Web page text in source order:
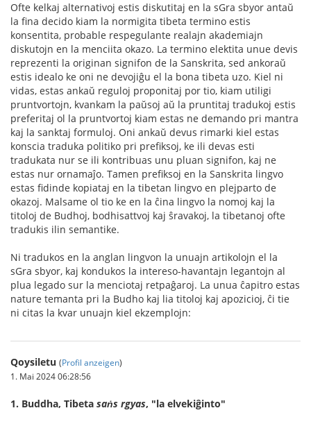
Ofte kelkaj alternativoj estis diskutitaj en la sGra sbyor antaŭ
la fina decido kiam la normigita tibeta termino estis
konsentita, probable respegulante realajn akademiajn
diskutojn en la menciita okazo. La termino elektita unue devis
reprezenti la originan signifon de la Sanskrita, sed ankoraŭ
estis idealo ke oni ne devojiĝu el la bona tibeta uzo. Kiel ni
vidas, estas ankaŭ reguloj proponitaj por tio, kiam utiligi
pruntvortojn, kvankam la paŭsoj aŭ la pruntitaj tradukoj estis
preferitaj ol la pruntvortoj kiam estas ne demando pri mantra
kaj la sanktaj formuloj. Oni ankaŭ devus rimarki kiel estas
konscia traduka politiko pri prefiksoj, ke ili devas esti
tradukata nur se ili kontribuas unu pluan signifon, kaj ne
estas nur ornamaĵo. Tamen prefiksoj en la Sanskrita lingvo
estas fidinde kopiataj en la tibetan lingvo en plejparto de
okazoj. Malsame ol tio ke en la ĉina lingvo la nomoj kaj la
titoloj de Budhoj, bodhisattvoj kaj ŝravakoj, la tibetanoj ofte
tradukis ilin semantike.
Ni tradukos en la anglan lingvon la unuajn artikolojn el la
sGra sbyor, kaj kondukos la intereso-havantajn legantojn al
plua legado sur la menciotaj retpaĝaroj. La unua ĉapitro estas
nature temanta pri la Budho kaj lia titoloj kaj apozicioj, ĉi tie
ni citas la kvar unuajn kiel ekzemplojn:
Qoysiletu (Profil anzeigen)
1. Mai 2024 06:28:56
1. Buddha, Tibeta saṅs rgyas, "la elvekiĝinto"